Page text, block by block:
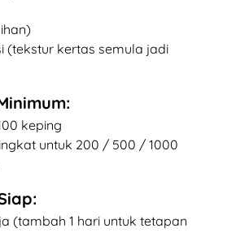
(tekstur kertas semula jadi
keping
untuk 200 / 500 / 1000
(tambah 1 hari untuk tetapan